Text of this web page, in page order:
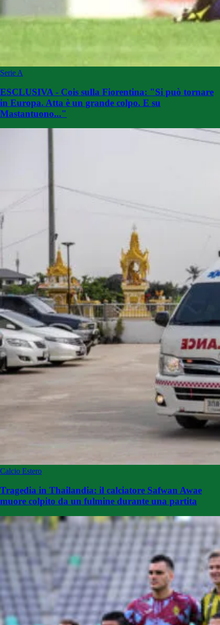
Serie A
ESCLUSIVA - Cois sulla Fiorentina: "Si può tornare
in Europa. Atta è un grande colpo. E su
Mastantuono..."
Calcio Estero
Tragedia in Thailandia: il calciatore Safwan Awae
muore colpito da un fulmine durante una partita